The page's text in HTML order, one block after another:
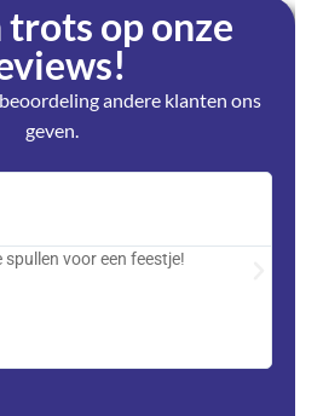
op onze
andere klanten ons
geven.
spullen voor een feestje!